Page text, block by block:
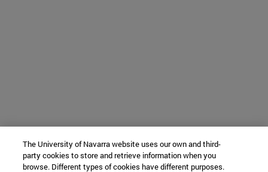
The University of Navarra website uses our own and third-
party cookies to store and retrieve information when you
browse. Different types of cookies have different purposes.